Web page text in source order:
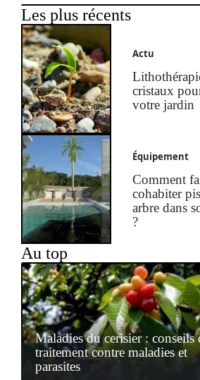
Les plus récents
Actu
cristaux
votre jardin
Équipement
Comment
cohabiter
arbre dans
?
Au top
Maladies du cerisier : conseils
traitement contre maladies et
parasites